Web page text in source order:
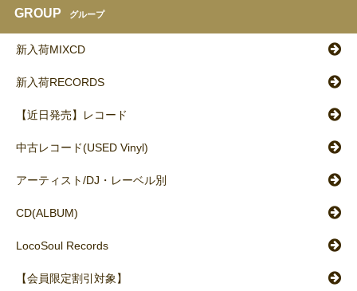
GROUP グループ
新入荷MIXCD
新入荷RECORDS
【近日発売】レコード
中古レコード(USED Vinyl)
アーティスト/DJ・レーベル別
CD(ALBUM)
LocoSoul Records
【会員限定割引対象】